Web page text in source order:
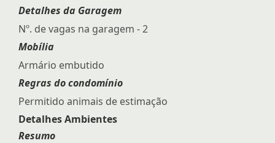
Detalhes da Garagem
Nº. de vagas na garagem - 2
Mobília
Armário embutido
Regras do condomínio
Permitido animais de estimação
Detalhes Ambientes
Resumo